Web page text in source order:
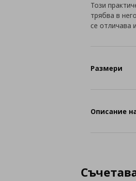
Този
трябва в
се отличава
Размери
Описание